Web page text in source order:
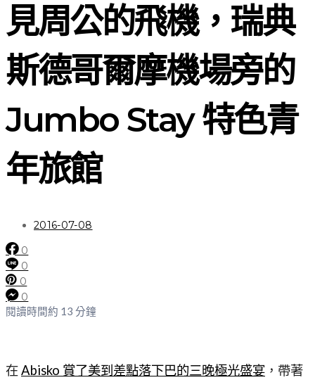
見周公的飛機，瑞典
斯德哥爾摩機場旁的
Jumbo Stay 特色青
年旅館
2016-07-08
0
0
0
0
閱讀時間約 13 分鐘
在Abisko 賞了美到差點落下巴的三晚極光盛宴 ，帶著